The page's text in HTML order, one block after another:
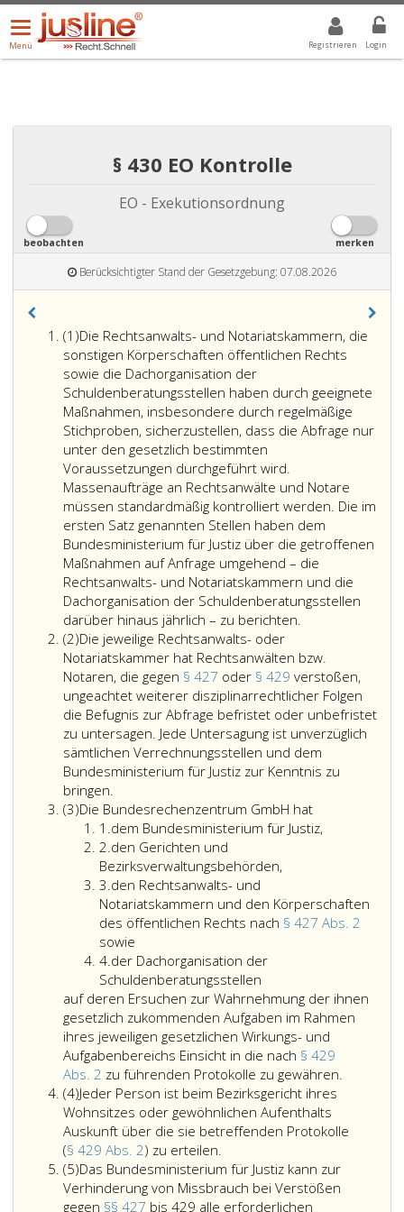
Registrieren Login
Menü
öffnen/schließen
Menü
ALLE DROPDOWN: GEWÄHLTER WERT IST ALLE
§ 430 EO Kontrolle
EO - Exekutionsordnung
beobachten merken
Berücksichtigter Stand der Gesetzgebung: 07.08.2026
(1)Absatz
eins
Die Rechtsanwalts- und Notariatskammern, die
sonstigen Körperschaften öffentlichen Rechts
sowie die Dachorganisation der
Schuldenberatungsstellen haben durch geeignete
Maßnahmen, insbesondere durch regelmäßige
Stichproben, sicherzustellen, dass die Abfrage nur
unter den gesetzlich bestimmten
Voraussetzungen durchgeführt wird.
Massenaufträge an Rechtsanwälte und Notare
müssen standardmäßig kontrolliert werden. Die im
ersten Satz genannten Stellen haben dem
Bundesministerium für Justiz über die getroffenen
Maßnahmen auf Anfrage umgehend – die
Rechtsanwalts- und Notariatskammern und die
Dachorganisation der Schuldenberatungsstellen
darüber hinaus jährlich – zu berichten.
(2)Absatz
2
Die jeweilige Rechtsanwalts- oder
Notariatskammer hat Rechtsanwälten bzw.
Notaren, die gegen § 427 oder § 429 verstoßen,
ungeachtet weiterer disziplinarrechtlicher Folgen
die Befugnis zur Abfrage befristet oder unbefristet
zu untersagen. Jede Untersagung ist unverzüglich
sämtlichen Verrechnungsstellen und dem
Bundesministerium für Justiz zur Kenntnis zu
bringen.
jeweilige
Rechtsanwalts-
oder
Notariatskammer
hat
Rechtsanwälten
bzw.
Notaren,
die
gegen
Paragraph
427,
oder
Paragraph
429,
verstoßen,
ungeachtet
weiterer
disziplinarrechtlicher
Folgen
die
Befugnis
(3)Absatz
3
Die Bundesrechenzentrum GmbH hat
1.Ziffer
eins
dem Bundesministerium für Justiz,
2.Ziffer
2
den Gerichten und
Bezirksverwaltungsbehörden,
3.Ziffer
3
den Rechtsanwalts- und
Notariatskammern und den Körperschaften
des öffentlichen Rechts nach § 427 Abs. 2
sowie
Rechtsanwalts-
und
Notariatskammern
und
den
Körperschaften
des
öffentlichen
Rechts
nach
Paragraph
427,
Absatz
2,
4.Ziffer
4
der Dachorganisation der
Schuldenberatungsstellen
auf deren Ersuchen zur Wahrnehmung der ihnen
gesetzlich zukommenden Aufgaben im Rahmen
ihres jeweiligen gesetzlichen Wirkungs- und
Aufgabenbereichs Einsicht in die nach § 429
Abs. 2 zu führenden Protokolle zu gewähren.
zur
(4)Absatz
4
Jeder Person ist beim Bezirksgericht ihres
Wohnsitzes oder gewöhnlichen Aufenthalts
Auskunft über die sie betreffenden Protokolle
(§ 429 Abs. 2) zu erteilen.
Person
ist
beim
(5)Absatz
5
Das Bundesministerium für Justiz kann zur
Verhinderung von Missbrauch bei Verstößen
gegen §§ 427 bis 429 alle erforderlichen